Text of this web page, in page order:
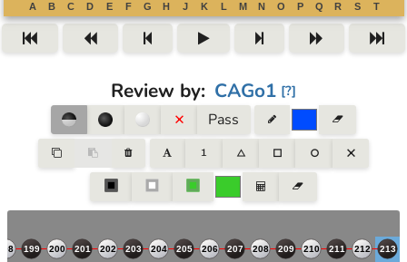
Review by: CAGo1 [?]
Pass